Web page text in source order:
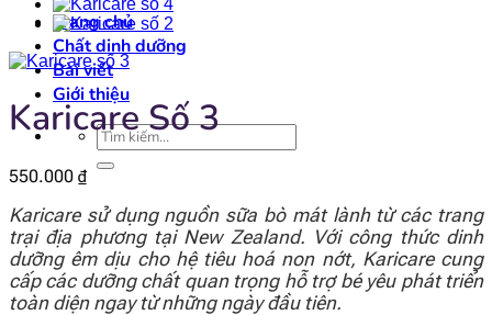
Trang chủ
Chất dinh dưỡng
Bài viết
Giới thiệu
Tìm
kiếm:
Karicare Số 3
550.000 ₫
Karicare sử dụng nguồn sữa bò mát lành từ các trang
trại địa phương tại New Zealand. Với công thức dinh
dưỡng êm dịu cho hệ tiêu hoá non nớt, Karicare cung
cấp các dưỡng chất quan trọng hỗ trợ bé yêu phát triển
toàn diện ngay từ những ngày đầu tiên.